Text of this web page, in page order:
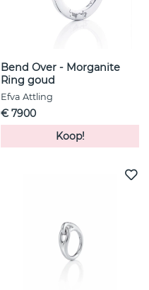
Bend Over - Morganite
Ring goud
Efva Attling
€ 7900
Koop!